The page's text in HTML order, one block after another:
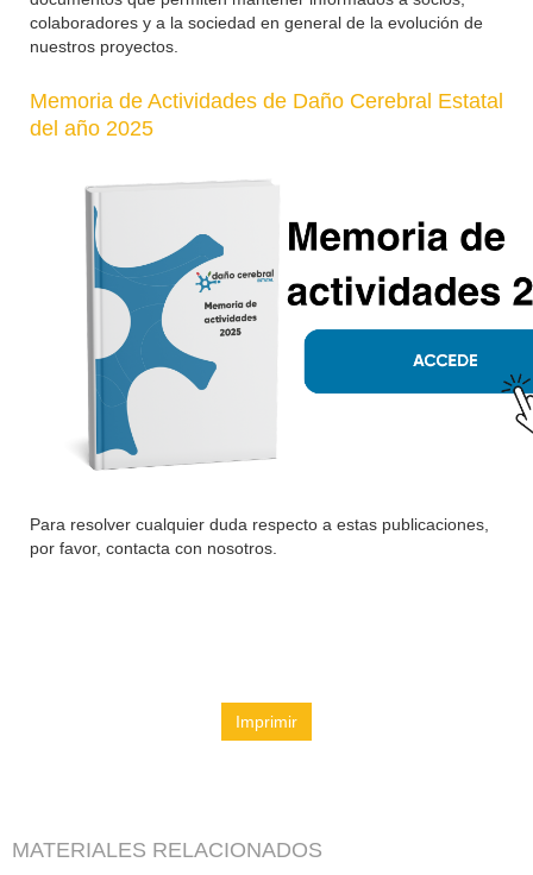
colaboradores y a la sociedad en general de la evolución de
nuestros proyectos.
Memoria de Actividades de Daño Cerebral Estatal
del año 2025
Para resolver cualquier duda respecto a estas publicaciones,
por favor, contacta con nosotros.
Imprimir
MATERIALES RELACIONADOS